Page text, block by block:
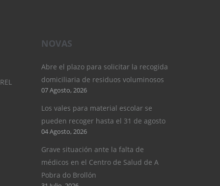
NOVAS
Abre el plazo para solicitar la recogida
domiciliaria de residuos voluminosos
07 Agosto, 2026
Los vales para material escolar se
pueden recoger hasta el 31 de agosto
04 Agosto, 2026
Grave situación ante la falta de
médicos en el Centro de Salud de A
Pobra do Brollón